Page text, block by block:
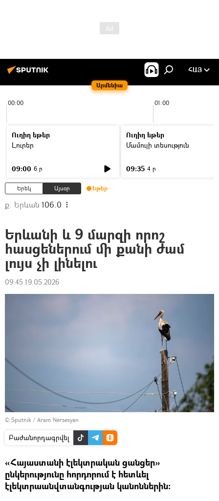
Արմենիա
ՀԱՅ
00:00 01:00
Ուղիղ եթեր
Լուրեր
09:00 6 ր
Ուղիղ եթեր
Մամուլի տեսություն
09:35 4 ր
Երեկ Այսօր Եթեր
ք. Երևան 106.0
Երևանի և 9 մարզի որոշ
հասցեներում մի քանի ժամ
լույս չի լինելու
09:45 19.05.2026
© Sputnik / Aram Nersesyan
Բաժանորդագրվել
«Հայաստանի էլեկտրական ցանցեր»
ընկերությունը հորդորում է հետևել
էլեկտրաանվտանգության կանոններին: